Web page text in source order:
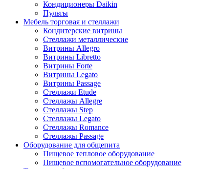
Кондиционеры Daikin
Пульты
Мебель торговая и стеллажи
Кондитерские витрины
Стеллажи металлические
Витрины Allegro
Витрины Libretto
Витрины Forte
Витрины Legato
Витрины Passage
Стеллажи Etude
Стеллажы Allegre
Стеллажы Step
Стеллажы Legato
Стеллажы Romance
Стеллажы Passage
Оборудование для общепита
Пищевое тепловое оборудование
Пищевое вспомогательное оборудование